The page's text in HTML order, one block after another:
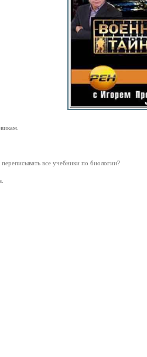
все учебники по биологии?